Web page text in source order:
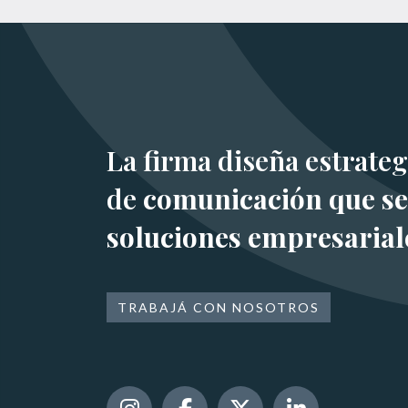
La firma diseña
de comunicación que
soluciones
TRABAJÁ CON NOSOTROS